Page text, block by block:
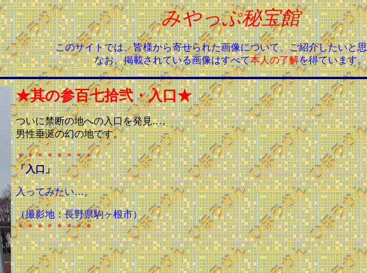
みやっぷ秘宝館
このサイトでは、皆様から寄せられた画像について、ご紹介したいと
なお、掲載されている画像はすべて本人の了解を得ています。
★其の参百七拾弐・入口★
ついに禁断の地への入口を発見…。
男性垂涎の幻の地です。
＊＊＊＊＊＊＊＊
「入口」
入ってみたい…。
（撮影地：長野県駒ヶ根市）
＊＊＊＊＊＊＊＊